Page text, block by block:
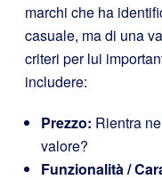
marchi che ha
casuale, ma di una
criteri per lui
includere:
Prezzo: Rientra
valore?
Funzionalità /